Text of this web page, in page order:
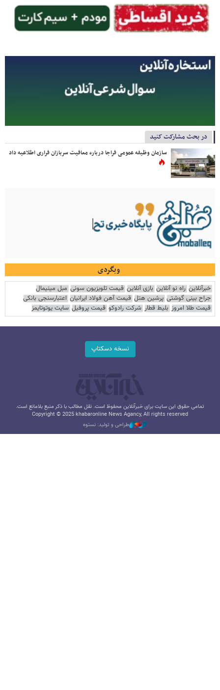
در بحث مشارکت کنید
سازمان وظیفه عمومی فراجا درباره معافیت سربازان فراری اطلاعیه داد
وبگردی
خبرآنلاین راه نو آنلاین بازی آنلاین قیمت تلویزیون سونی مبل مینیمال
جراح بینی گوشتی پرشین هتل قیمت آهن فولاد ایرانیان اعتبارسنجی بانکی
قیمت طلا امروز بلیط قطار شرکت رادوکو قیمت پروفیل سایت یوتوتایمز
نسخه دسکتاپ
تمامی حقوق این سایت برای خبرآنلاین محفوظ است. نقل مطالب با ذکر منبع بلامانع است.
Copyright © 2025 khabaronline News Agancy, All rights reserved
طراحی و تولید: نستوه